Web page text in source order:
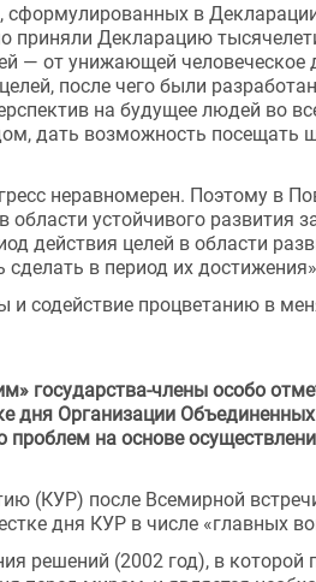
сформулированных в
приняли Декларацию
— от унижающей человеческое
после чего были
на будущее людей во
дать возможность посещать
неравномерен. Поэтому в
устойчивого развития
действия целей в области
в период их
и содействие процветанию в
государства-члены особо
дня Организации
на основе
(КУР) после Всемирной
дня КУР в числе «главных
решений (2002 год), в которой